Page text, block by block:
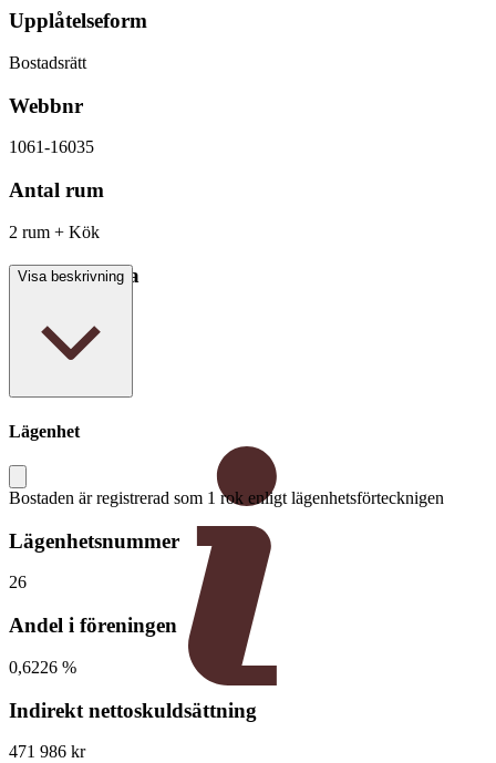
Upplåtelseform
Bostadsrätt
Webbnr
1061-16035
Antal rum
2 rum + Kök
Boarea/Biarea
Visa beskrivning
Lägenhet
Bostaden är registrerad som 1 rok enligt lägenhetsförtecknigen
Lägenhetsnummer
26
Andel i föreningen
0,6226 %
Indirekt nettoskuldsättning
471 986 kr